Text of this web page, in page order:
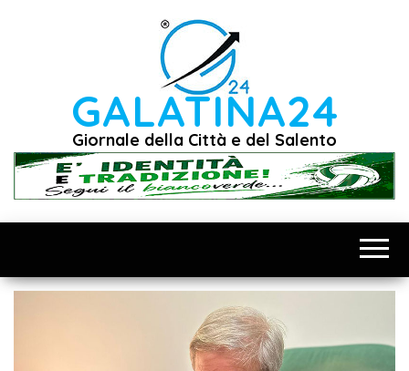
GALATINA24
Giornale della Città e del Salento